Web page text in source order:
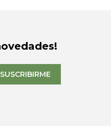
SUSCRIBIRME